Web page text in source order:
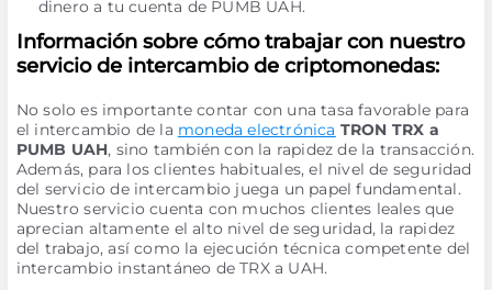
dinero a tu cuenta de PUMB UAH.
Información sobre cómo trabajar con nuestro
servicio de intercambio de criptomonedas:
No solo es importante contar con una tasa favorable para
el intercambio de la moneda electrónica TRON TRX a
PUMB UAH, sino también con la rapidez de la transacción.
Además, para los clientes habituales, el nivel de seguridad
del servicio de intercambio juega un papel fundamental.
Nuestro servicio cuenta con muchos clientes leales que
aprecian altamente el alto nivel de seguridad, la rapidez
del trabajo, así como la ejecución técnica competente del
intercambio instantáneo de TRX a UAH.